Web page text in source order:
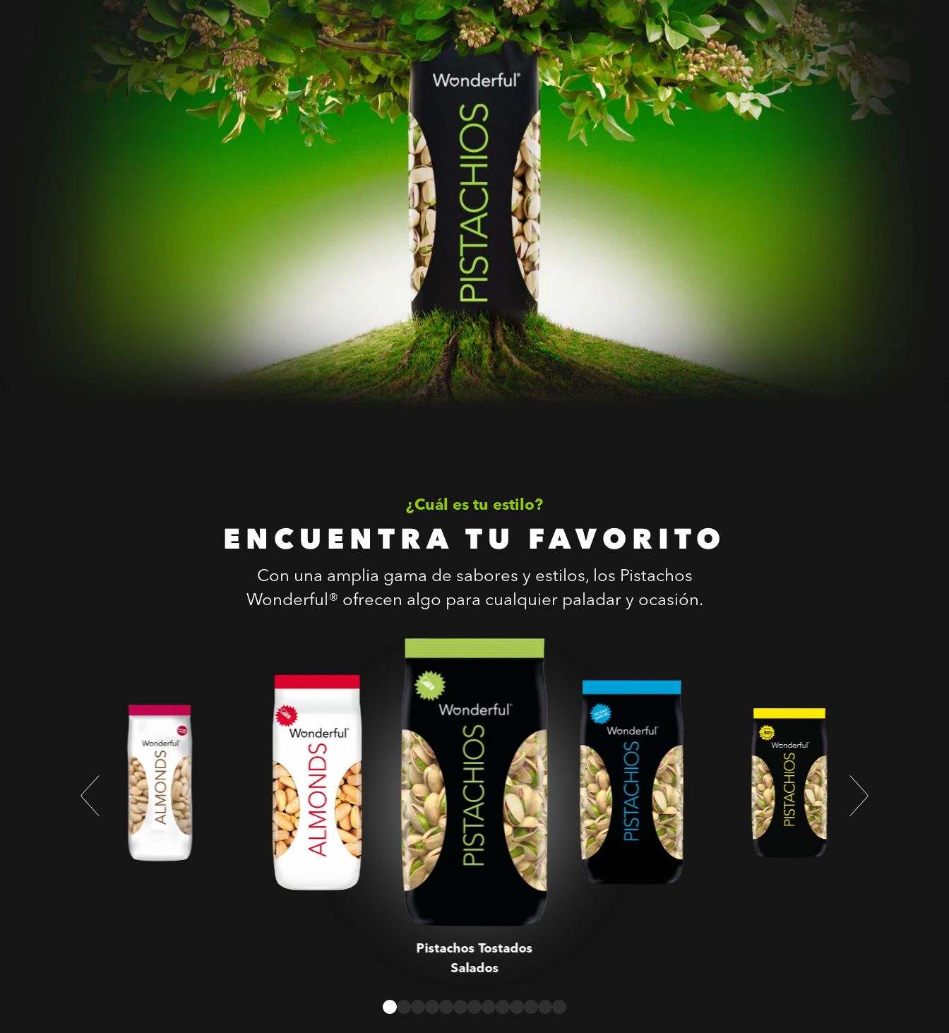
¿Cuál es tu estilo?
ENCUENTRA TU FAVORITO
Con una amplia gama de sabores y estilos, los Pistachos
Wonderful® ofrecen algo para cualquier paladar y ocasión.
Salados
Pistachos Tostados
Salados